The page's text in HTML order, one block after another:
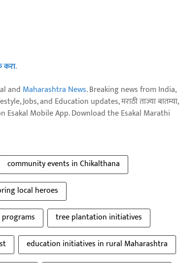
करा.
and Maharashtra News. Breaking news from India,
Jobs, and Education updates, मराठी ताज्या बातम्या,
on Esakal Mobile App. Download the Esakal Marathi
community events in Chikalthana
local heroes
tree plantation initiatives
education initiatives in rural Maharashtra